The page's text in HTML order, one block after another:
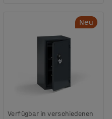
Neu
Verfügbar in verschiedenen